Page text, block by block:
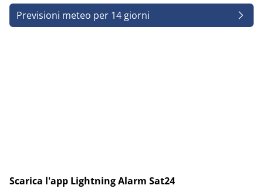
Previsioni meteo per 14 giorni
Scarica l'app Lightning Alarm Sat24